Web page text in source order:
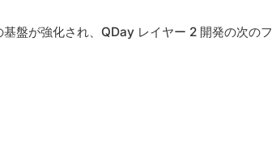
盤が強化され、QDay レイヤー 2 開発の次のフ